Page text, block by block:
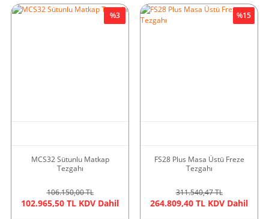
MCS32 Sütunlu Matkap
Tezgahı
106.150,00 TL
102.965,50 TL KDV Dahil
%3
FS28 Plus Masa Üstü Freze
Tezgahı
311.540,47 TL
264.809,40 TL KDV Dahil
%15